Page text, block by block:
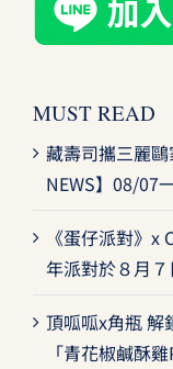
MUST READ
藏壽司攜三麗
NEWS】08/07
《蛋仔派對》x
年派對於８月７
頂呱呱x角瓶 解
「青花椒鹹酥